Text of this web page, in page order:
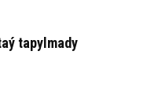
tapylmady